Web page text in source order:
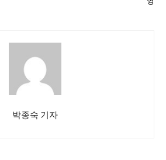
박종숙 기자